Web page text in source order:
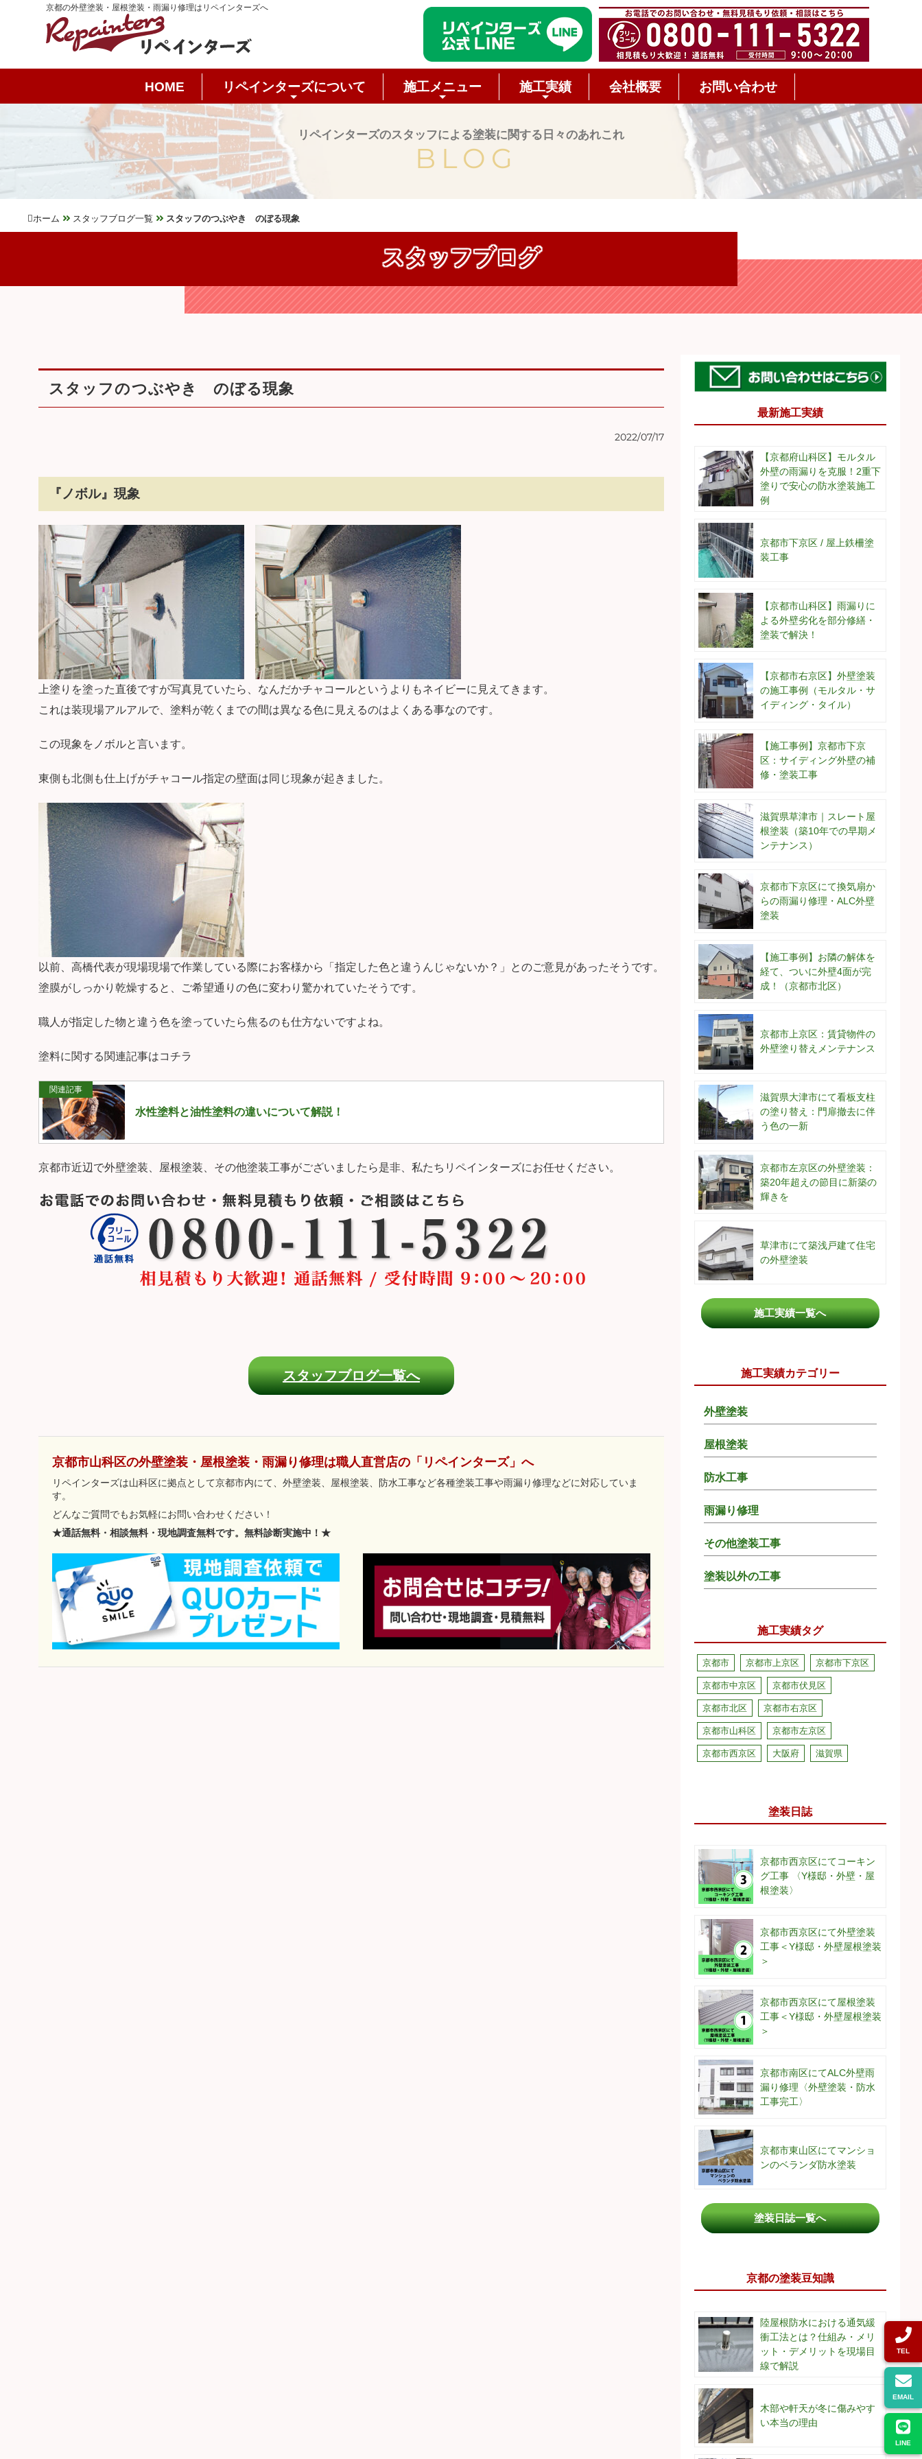
京都の外壁塗装・屋根塗装・雨漏り修理はリペインターズへ
HOME リペインターズについて 施工メニュー 施工実績 会社概要 お問い合わせ
リペインターズのスタッフによる塗装に関する日々のあれこれ
BLOG
ホーム スタッフブログ一覧 スタッフのつぶやき のぼる現象
スタッフブログ
スタッフのつぶやき のぼる現象
2022/07/17
『ノボル』現象
上塗りを塗った直後ですが写真見ていたら、なんだかチャコールというよりもネイビーに見えてきます。
これは装現場アルアルで、塗料が乾くまでの間は異なる色に見えるのはよくある事なのです。
この現象をノボルと言います。
東側も北側も仕上げがチャコール指定の壁面は同じ現象が起きました。
以前、高橋代表が現場現場で作業している際にお客様から「指定した色と違うんじゃないか？」とのご意見があったそうです。
塗膜がしっかり乾燥すると、ご希望通りの色に変わり驚かれていたそうです。
職人が指定した物と違う色を塗っていたら焦るのも仕方ないですよね。
塗料に関する関連記事はコチラ
関連記事
水性塗料と油性塗料の違いについて解説！
京都市近辺で外壁塗装、屋根塗装、その他塗装工事がございましたら是非、私たちリペインターズにお任せください。
スタッフブログ一覧へ
京都市山科区の外壁塗装・屋根塗装・雨漏り修理は職人直営店の「リペインターズ」へ
リペインターズは山科区に拠点として京都市内にて、外壁塗装、屋根塗装、防水工事など各種塗装工事や雨漏り修理などに対応していま
す。
どんなご質問でもお気軽にお問い合わせください！
★通話無料・相談無料・現地調査無料です。無料診断実施中！★
最新施工実績
【京都府山科区】モルタル
外壁の雨漏りを克服！2重下
塗りで安心の防水塗装施工
例
京都市下京区 / 屋上鉄柵塗
装工事
【京都市山科区】雨漏りに
よる外壁劣化を部分修繕・
塗装で解決！
【京都市右京区】外壁塗装
の施工事例（モルタル・サ
イディング・タイル）
【施工事例】京都市下京
区：サイディング外壁の補
修・塗装工事
滋賀県草津市｜スレート屋
根塗装（築10年での早期メ
ンテナンス）
京都市下京区にて換気扇か
らの雨漏り修理・ALC外壁
塗装
【施工事例】お隣の解体を
経て、ついに外壁4面が完
成！（京都市北区）
京都市上京区：賃貸物件の
外壁塗り替えメンテナンス
滋賀県大津市にて看板支柱
の塗り替え：門扉撤去に伴
う色の一新
京都市左京区の外壁塗装：
築20年超えの節目に新築の
輝きを
草津市にて築浅戸建て住宅
の外壁塗装
施工実績一覧へ
施工実績カテゴリー
外壁塗装
屋根塗装
防水工事
雨漏り修理
その他塗装工事
塗装以外の工事
施工実績タグ
京都市 京都市上京区 京都市下京区
京都市中京区 京都市伏見区
京都市北区 京都市右京区
京都市山科区 京都市左京区
京都市西京区 大阪府 滋賀県
塗装日誌
京都市西京区にてコーキン
グ工事 〈Y様邸・外壁・屋
根塗装〉
京都市西京区にて外壁塗装
工事＜Y様邸・外壁屋根塗装
＞
京都市西京区にて屋根塗装
工事＜Y様邸・外壁屋根塗装
＞
京都市南区にてALC外壁雨
漏り修理〈外壁塗装・防水
工事完工〉
京都市東山区にてマンショ
ンのベランダ防水塗装
塗装日誌一覧へ
京都の塗装豆知識
陸屋根防水における通気緩
衝工法とは？仕組み・メリ
ット・デメリットを現場目
線で解説
木部や軒天が冬に傷みやす
い本当の理由
TEL
EMAIL
LINE